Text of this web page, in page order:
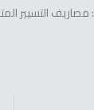
: مصاريف التسيير